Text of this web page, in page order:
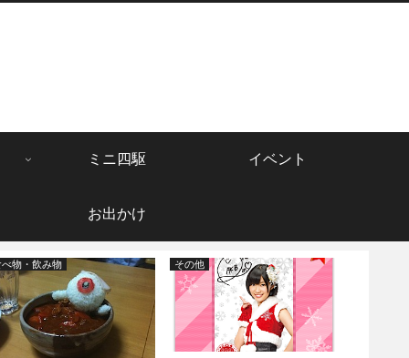
ミニ四駆 イベント
お出かけ
べ物・飲み物 その他